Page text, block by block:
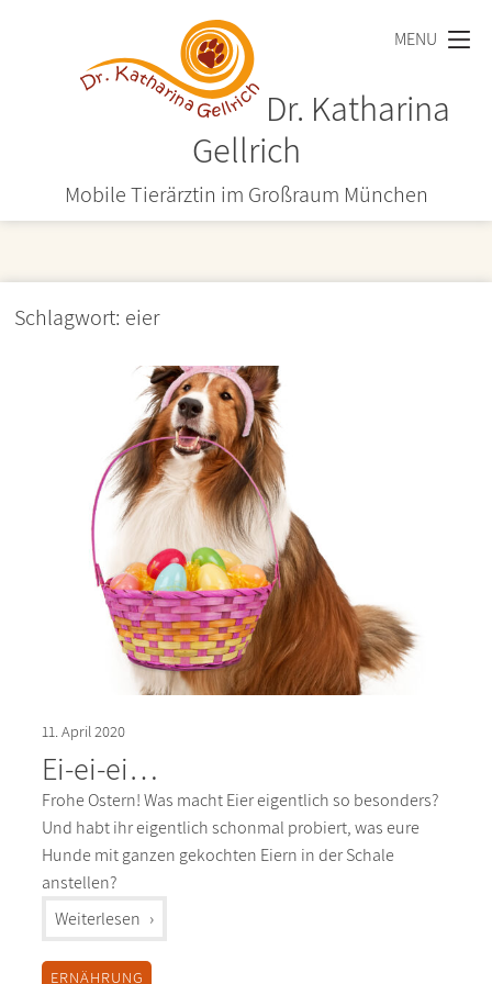
Dr. Katharina
Gellrich
Mobile Tierärztin im Großraum München
MENU
Schlagwort: eier
11. April 2020
Ei-ei-ei…
Frohe Ostern! Was macht Eier eigentlich so besonders?
Und habt ihr eigentlich schonmal probiert, was eure
Hunde mit ganzen gekochten Eiern in der Schale
anstellen?
Weiterlesen "%s"
ERNÄHRUNG